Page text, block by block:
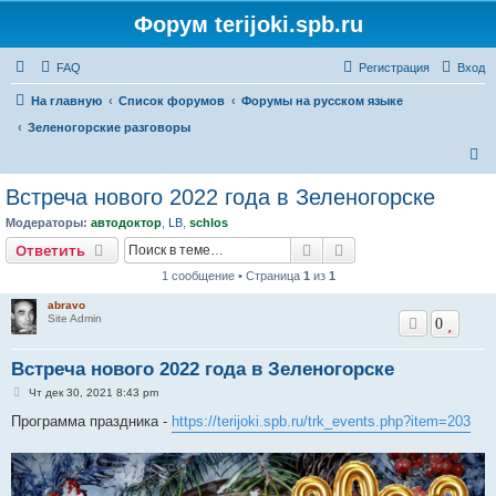
Форум terijoki.spb.ru
FAQ Вход
Регистрация
На главную Список форумов
Форумы на русском языке
Зеленогорские разговоры
Встреча нового 2022 года в Зеленогорске
Модераторы: автодоктор LB schlos
Ответить Поиск
1 сообщение • Страница 1 из 1
abravo
Site Admin
Встреча нового 2022 года в Зеленогорске
0
С
о
е
н
и
Чт дек 30, 2021 8:43 pm
Программа праздника - https://terijoki.spb.ru/trk_events.php?item=203